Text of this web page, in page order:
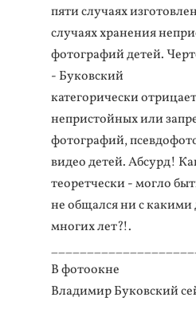
пяти случаях
случаях хранения
фотографий детей.
- Буковский
категорически
непристойных или
фотографий,
видео детей. Абсурд!
теоретчески - могло
не общался ни с какими
многих лет?!.
В фотоокне
Владимир Буковский